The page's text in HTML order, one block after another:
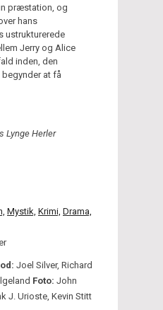
præstation, og
hans
ustrukturerede
Jerry og Alice
inden, den
at få
Lynge Herler
Mystik, Krimi, Drama,
Joel Silver, Richard
Foto: John
J. Urioste, Kevin Stitt